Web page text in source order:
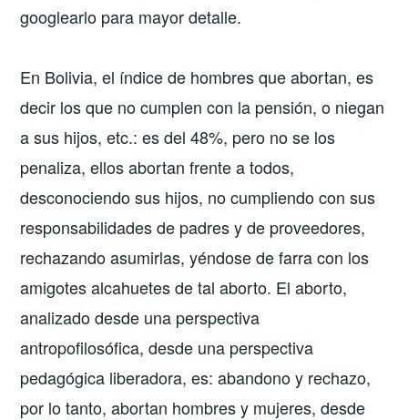
googlearlo para mayor detalle.
En Bolivia, el índice de hombres que abortan, es
decir los que no cumplen con la pensión, o niegan
a sus hijos, etc.: es del 48%, pero no se los
penaliza, ellos abortan frente a todos,
desconociendo sus hijos, no cumpliendo con sus
responsabilidades de padres y de proveedores,
rechazando asumirlas, yéndose de farra con los
amigotes alcahuetes de tal aborto. El aborto,
analizado desde una perspectiva
antropofilosófica, desde una perspectiva
pedagógica liberadora, es: abandono y rechazo,
por lo tanto, abortan hombres y mujeres, desde